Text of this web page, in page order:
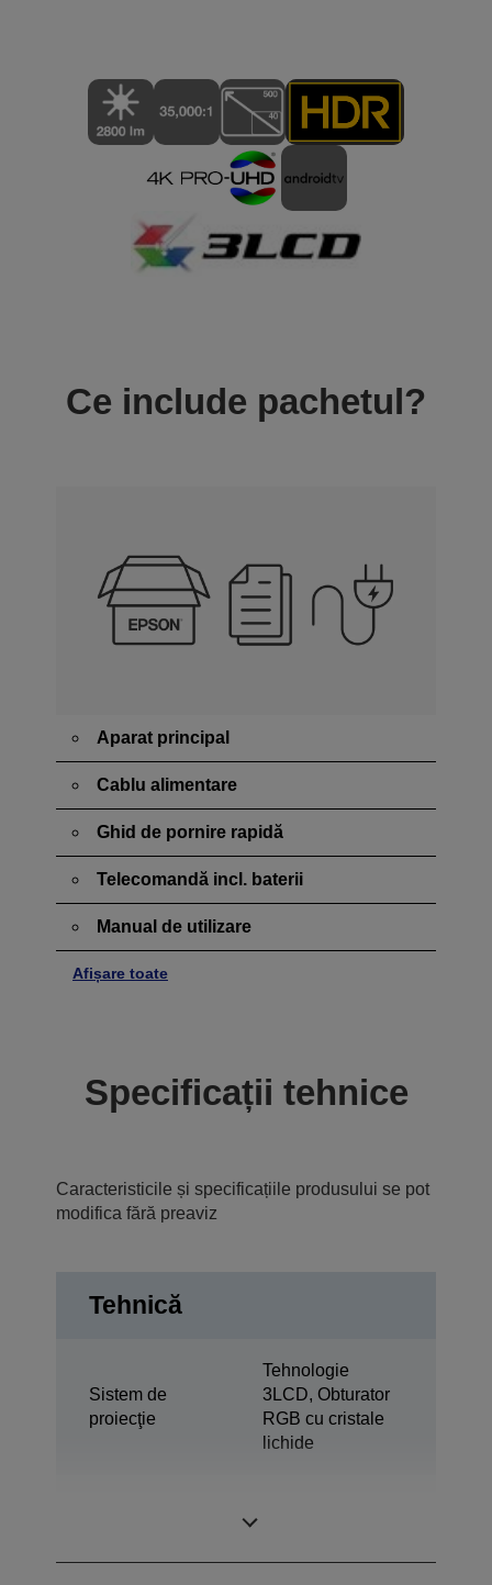
Ce include pachetul?
Aparat principal
Cablu alimentare
Ghid de pornire rapidă
Telecomandă incl. baterii
Manual de utilizare
Afișare toate
Specificații tehnice
Caracteristicile și specificațiile produsului se pot
modifica fără preaviz
Tehnică
Sistem de
proiecţie
Tehnologie
3LCD, Obturator
RGB cu cristale
lichide